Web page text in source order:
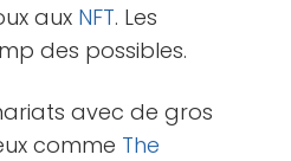
aux NFT. Les
des possibles.
avec de gros
comme The